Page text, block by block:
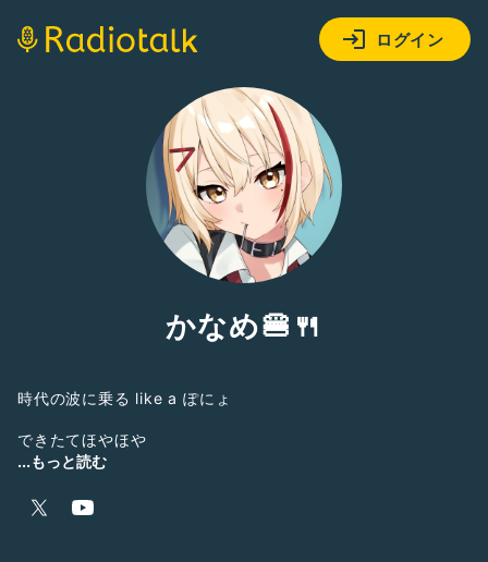
ログイン
かなめ🍔🍴
時代の波に乗る like a ぽにょ
できたてほやほや
https://twitter.com/kanameradio?s=09
声の履歴書2021
...もっと読む